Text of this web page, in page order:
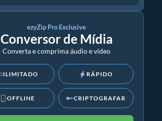
ezyZip Pro Exclusive
Conversor de Mídia
Converta e comprima áudio e vídeo
ILIMITADO RÁPIDO
OFFLINE CRIPTOGRAFAR